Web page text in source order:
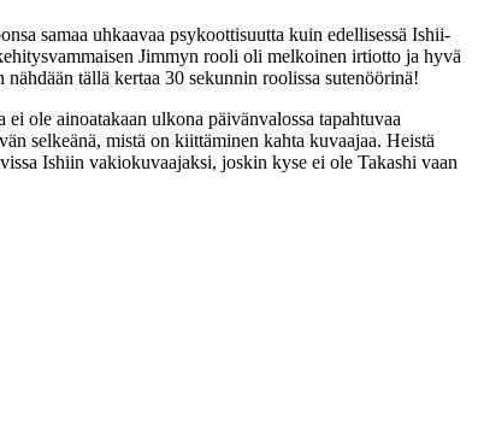
samaa uhkaavaa psykoottisuutta kuin edellisessä Ishii-
Jimmyn rooli oli melkoinen irtiotto ja hyvä
tällä kertaa 30 sekunnin roolissa sutenöörinä!
ole ainoatakaan ulkona päivänvalossa tapahtuvaa
selkeänä, mistä on kiittäminen kahta kuvaajaa. Heistä
Ishiin vakiokuvaajaksi, joskin kyse ei ole Takashi vaan